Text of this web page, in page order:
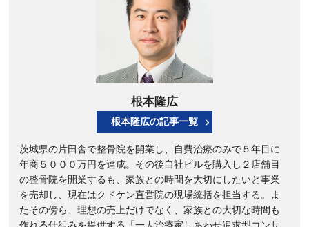
根本隆広
根本隆広の記事一覧
茨城県の片田舎で整骨院を開業し、自費治療のみで５年目に
年商５０００万円を達成。その後自社ビルを購入し２店舗目
の整骨院を開業するも、家族との時間を大切にしたいと事業
を売却し、現在はクドケン直営院の現場統括を担当する。ま
たその傍ら、理想の売上だけでなく、家族との大切な時間も